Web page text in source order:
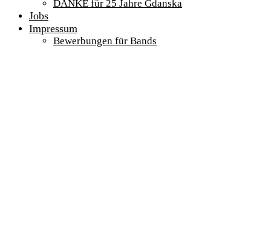
DANKE für 25 Jahre Gdanska
Jobs
Impressum
Bewerbungen für Bands